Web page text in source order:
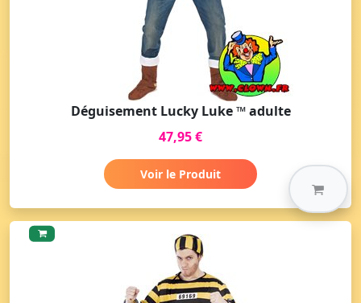
Déguisement Lucky Luke ™ adulte
47,95 €
Voir le Produit